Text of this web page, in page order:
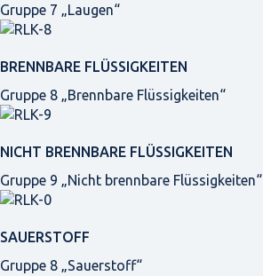
Gruppe 7 „Laugen“
BRENNBARE FLÜSSIGKEITEN
Gruppe 8 „Brennbare Flüssigkeiten“
NICHT BRENNBARE FLÜSSIGKEITEN
Gruppe 9 „Nicht brennbare Flüssigkeiten“
SAUERSTOFF
Gruppe 8 „Sauerstoff“